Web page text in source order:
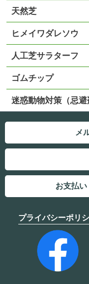
天然芝
ヒメイワダレソウ
人工芝サラターフ
ゴムチップ
迷惑動物対策（忌避
メ
お支払
プライバシーポリ